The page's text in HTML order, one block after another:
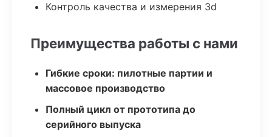
Контроль качества и измерения 3d
Преимущества работы с нами
Гибкие сроки: пилотные партии и
массовое производство
Полный цикл от прототипа до
серийного выпуска